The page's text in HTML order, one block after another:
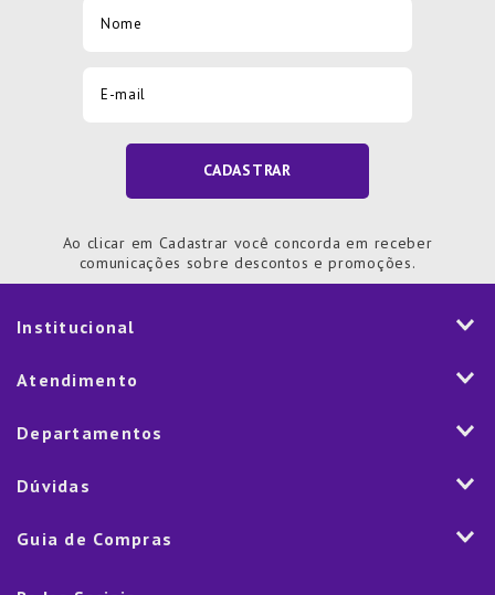
CADASTRAR
Ao clicar em Cadastrar você concorda em receber
comunicações sobre descontos e promoções.
Institucional
História
Nossas Lojas
Marketplace
Atendimento
Fale Conosco
Trocas e Devoluções
Rastreamento de pedido
Departamentos
Mesa
Eletroportáteis
Dúvidas
Como Comprar
Guia de Compras